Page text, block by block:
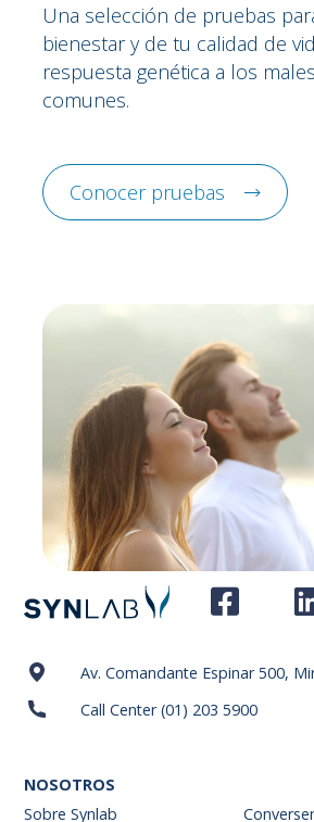
Una selección de pruebas
bienestar y de tu calidad de
respuesta genética a los
comunes.
Conocer pruebas
Av. Comandante Espinar 500,
Call Center (01) 203 5900
NOSOTROS
Sobre Synlab